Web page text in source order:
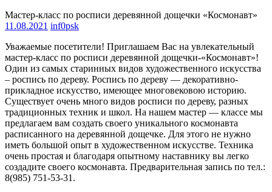
Мастер-класс по росписи деревянной дощечки «Космонавт»
11.08.2021 inf0psk
Уважаемые посетители! Приглашаем Вас на увлекательный
мастер-класс по росписи деревянной дощечки-«Космонавт»!
Один из самых старинных видов художественного искусства
– роспись по дереву. Роспись по дереву — декоративно-
прикладное искусство, имеющее многовековою историю.
Существует очень много видов росписи по дереву, разных
традиционных техник и школ. На нашем мастер — классе мы
предлагаем вам создать своего уникального космонавта
расписанного на деревянной дощечке. Для этого не нужно
иметь большой опыт в художественном искусстве. Техника
очень простая и благодаря опытному наставнику вы легко
создадите своего космонавта. Предварительная запись по тел.:
8(985) 751-53-31.